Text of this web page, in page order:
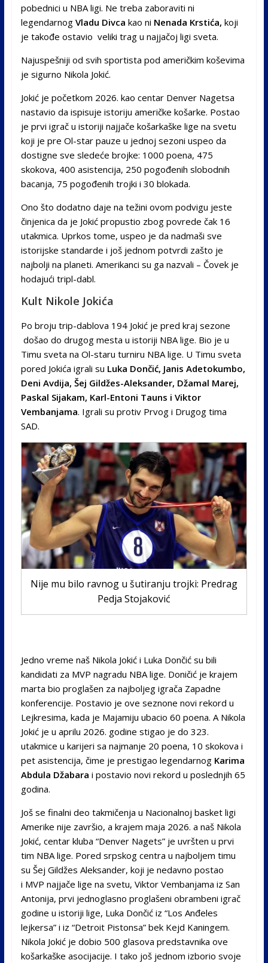
pobednici u NBA ligi. Ne treba zaboraviti ni
legendarnog Vladu Divca kao ni Nenada Krstića, koji
je takođe ostavio veliki trag u najjačoj ligi sveta.
Najuspešniji od svih sportista pod američkim koševima
je sigurno Nikola Jokić.
Jokić je početkom 2026. kao centar Denver Nagetsa
nastavio da ispisuje istoriju američke košarke. Postao
je prvi igrač u istoriji najjače košarkaške lige na svetu
koji je pre Ol-star pauze u jednoj sezoni uspeo da
dostigne sve sledeće brojke: 1000 poena, 475
skokova, 400 asistencija, 250 pogođenih slobodnih
bacanja, 75 pogođenih trojki i 30 blokada.
Ono što dodatno daje na težini ovom podvigu jeste
činjenica da je Jokić propustio zbog povrede čak 16
utakmica. Uprkos tome, uspeo je da nadmaši sve
istorijske standarde i još jednom potvrdi zašto je
najbolji na planeti. Amerikanci su ga nazvali – Čovek je
hodajući tripl-dabl.
Kult Nikole Jokića
Po broju trip-dablova 194 Jokić je pred kraj sezone
došao do drugog mesta u istoriji NBA lige. Bio je u
Timu sveta na Ol-staru turniru NBA lige. U Timu sveta
pored Jokića igrali su Luka Dončić, Janis Adetokumbo,
Deni Avdija, Šej Gildžes-Aleksander, Džamal Marej,
Paskal Sijakam, Karl-Entoni Tauns i Viktor
Vembanjama. Igrali su protiv Prvog i Drugog tima
SAD.
Nije mu bilo ravnog u šutiranju trojki: Predrag
Pedja Stojaković
Jedno vreme naš Nikola Jokić i Luka Dončić su bili
kandidati za MVP nagradu NBA lige. Doničić je krajem
marta bio proglašen za najboljeg igrača Zapadne
konferencije. Postavio je ove seznone novi rekord u
Lejkresima, kada je Majamiju ubacio 60 poena. A Nikola
Jokić je u aprilu 2026. godine stigao je do 323.
utakmice u karijeri sa najmanje 20 poena, 10 skokova i
pet asistencija, čime je prestigao legendarnog Karima
Abdula Džabara i postavio novi rekord u poslednjih 65
godina.
Još se finalni deo takmičenja u Nacionalnoj basket ligi
Amerike nije završio, a krajem maja 2026. a naš Nikola
Jokić, centar kluba “Denver Nagets” je uvršten u prvi
tim NBA lige. Pored srpskog centra u najboljem timu
su Šej Gildžes Aleksander, koji je nedavno postao
i MVP najjače lige na svetu, Viktor Vembanjama iz San
Antonija, prvi jednoglasno proglašeni obrambeni igrač
godine u istoriji lige, Luka Dončić iz “Los Anđeles
lejkersa” i iz “Detroit Pistonsa” bek Kejd Kaningem.
Nikola Jokić je dobio 500 glasova predstavnika ove
košarkaške asocijacije. I tako još jednom izborio svoje